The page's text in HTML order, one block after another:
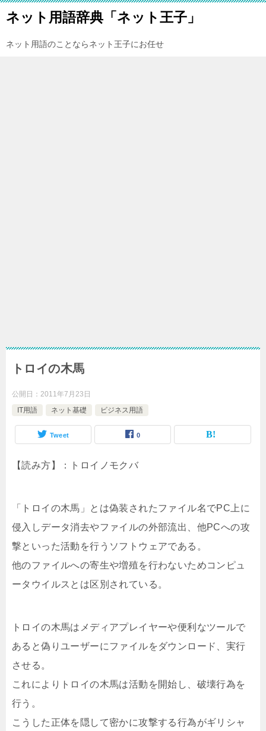
ネット用語辞典「ネット王子」
ネット用語のことならネット王子にお任せ
トロイの木馬
公開日： 2011年7月23日
IT用語
ネット基礎 ビジネス用語
Tweet 0
【読み方】：トロイノモクバ
「トロイの木馬」とは偽装されたファイル名でPC上に
侵入しデータ消去やファイルの外部流出、他PCへの攻
撃といった活動を行うソフトウェアである。
他のファイルへの寄生や増殖を行わないためコンピュ
ータウイルスとは区別されている。
トロイの木馬はメディアプレイヤーや便利なツールで
あると偽りユーザーにファイルをダウンロード、実行
させる。
これによりトロイの木馬は活動を開始し、破壊行為を
行う。
こうした正体を隠して密かに攻撃する行為がギリシャ